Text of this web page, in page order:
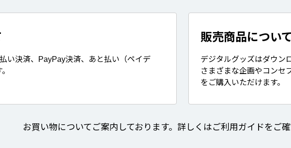
い決済、PayPay決済、あと払い（ペイデ
販売商品につい
デジタルグッズはダウン
さまざまな企画やコンセ
をご購入いただけます。
お買い物についてご案内しております。詳しくはご利用ガイドをご